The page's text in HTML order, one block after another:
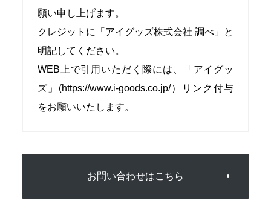
願い申し上げます。
クレジットに「アイグッズ株式会社 調べ」と
明記してください。
WEB上で引用いただく際には、「アイグッ
ズ」(https://www.i-goods.co.jp/）リンク付与
をお願いいたします。
お問い合わせはこちら